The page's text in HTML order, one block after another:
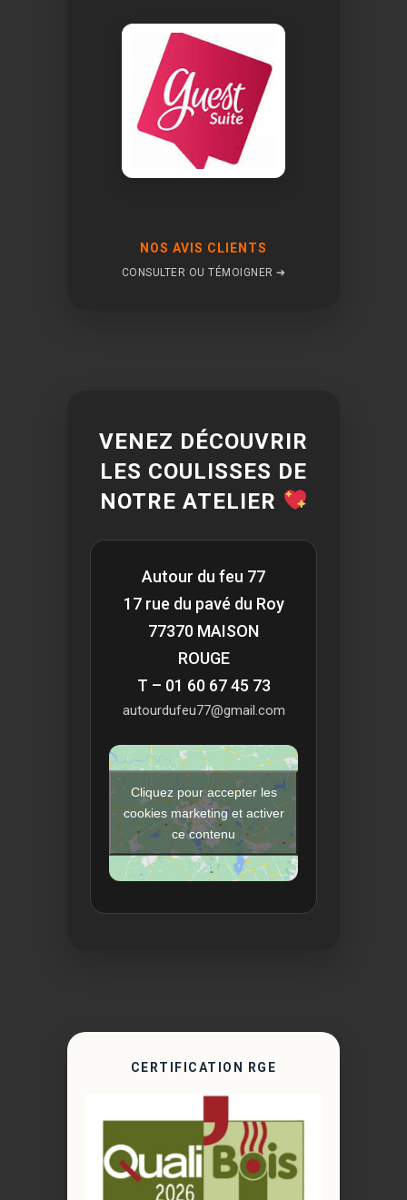
NOS AVIS CLIENTS
CONSULTER OU TÉMOIGNER ➔
VENEZ DÉCOUVRIR
LES COULISSES DE
NOTRE ATELIER
Autour du feu 77
17 rue du pavé du Roy
77370 MAISON
ROUGE
T – 01 60 67 45 73
autourdufeu77@gmail.com
Cliquez pour accepter les
cookies marketing et activer
ce contenu
CERTIFICATION RGE